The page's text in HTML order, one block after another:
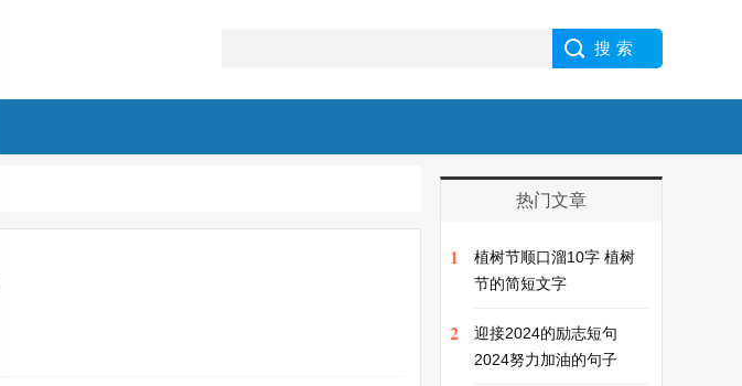
热门文章
1
植树节顺口溜10字 植树
节的简短文字
2
迎接2024的励志短句
2024努力加油的句子